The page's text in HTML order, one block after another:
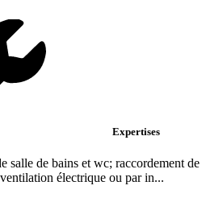
Expertises
salle de bains et wc; raccordement de
électrique ou par in...